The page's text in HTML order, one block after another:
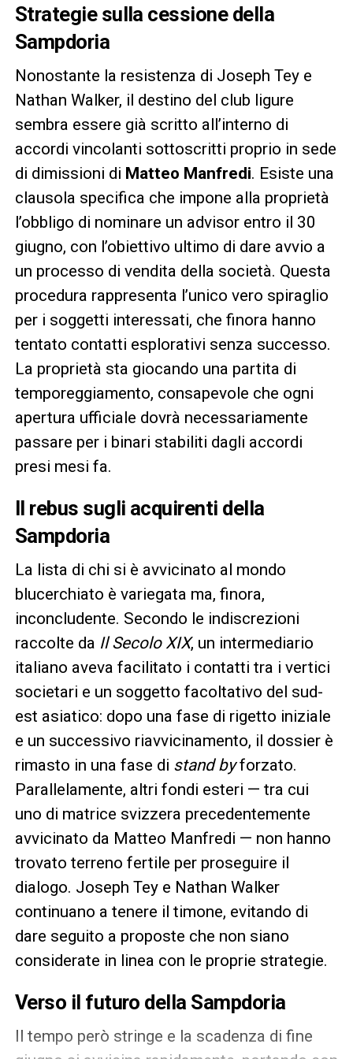
Strategie sulla cessione della
Sampdoria
Nonostante la resistenza di Joseph Tey e
Nathan Walker, il destino del club ligure
sembra essere già scritto all’interno di
accordi vincolanti sottoscritti proprio in sede
di dimissioni di Matteo Manfredi. Esiste una
clausola specifica che impone alla proprietà
l’obbligo di nominare un advisor entro il 30
giugno, con l’obiettivo ultimo di dare avvio a
un processo di vendita della società. Questa
procedura rappresenta l’unico vero spiraglio
per i soggetti interessati, che finora hanno
tentato contatti esplorativi senza successo.
La proprietà sta giocando una partita di
temporeggiamento, consapevole che ogni
apertura ufficiale dovrà necessariamente
passare per i binari stabiliti dagli accordi
presi mesi fa.
Il rebus sugli acquirenti della
Sampdoria
La lista di chi si è avvicinato al mondo
blucerchiato è variegata ma, finora,
inconcludente. Secondo le indiscrezioni
raccolte da Il Secolo XIX, un intermediario
italiano aveva facilitato i contatti tra i vertici
societari e un soggetto facoltativo del sud-
est asiatico: dopo una fase di rigetto iniziale
e un successivo riavvicinamento, il dossier è
rimasto in una fase di stand byforzato.
Parallelamente, altri fondi esteri — tra cui
uno di matrice svizzera precedentemente
avvicinato da Matteo Manfredi — non hanno
trovato terreno fertile per proseguire il
dialogo. Joseph Tey e Nathan Walker
continuano a tenere il timone, evitando di
dare seguito a proposte che non siano
considerate in linea con le proprie strategie.
Verso il futuro della Sampdoria
Il tempo però stringe e la scadenza di fine